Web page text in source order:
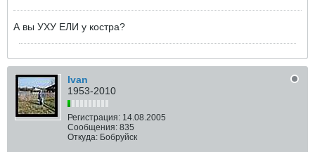
А вы УХУ ЕЛИ у костра?
Ivan
1953-2010
Регистрация: 14.08.2005
Сообщения: 835
Откуда: Бобруйск